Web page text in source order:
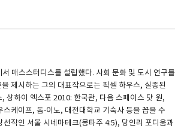
매스스터디스를 설립했다. 사회 문화 및 도시 연구를
제시하는 그의 대표작으로는 픽셀 하우스, 실종된
상하이 엑스포 2010: 한국관, 다음 스페이스 닷 원,
케이프, 돔-이노, 대전대학교 기숙사 등을 꼽을 수
선작인 서울 시네마테크(몽타주 4:5), 당인리 포디움과